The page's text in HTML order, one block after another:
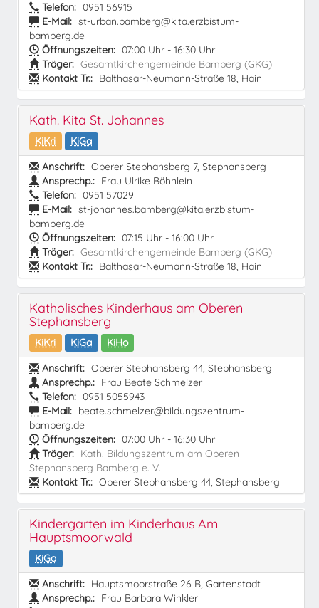
Telefon: 0951 56915
E-Mail: st-urban.bamberg@kita.erzbistum-
bamberg.de
Öffnungszeiten: 07:00 Uhr - 16:30 Uhr
Träger: Gesamtkirchengemeinde Bamberg (GKG)
Kontakt Tr.: Balthasar-Neumann-Straße 18, Hain
Kath. Kita St. Johannes
KiKri
KiGa
Anschrift: Oberer Stephansberg 7, Stephansberg
Ansprechp.: Frau Ulrike Böhnlein
Telefon: 0951 57029
E-Mail: st-johannes.bamberg@kita.erzbistum-
bamberg.de
Öffnungszeiten: 07:15 Uhr - 16:00 Uhr
Träger: Gesamtkirchengemeinde Bamberg (GKG)
Kontakt Tr.: Balthasar-Neumann-Straße 18, Hain
Katholisches Kinderhaus am Oberen
Stephansberg
KiKri KiGa
KiHo
Anschrift: Oberer Stephansberg 44, Stephansberg
Ansprechp.: Frau Beate Schmelzer
Telefon: 0951 5055943
E-Mail: beate.schmelzer@bildungszentrum-
bamberg.de
Öffnungszeiten: 07:00 Uhr - 16:30 Uhr
Träger: Kath. Bildungszentrum am Oberen
Stephansberg Bamberg e. V.
Kontakt Tr.: Oberer Stephansberg 44, Stephansberg
Kindergarten im Kinderhaus Am
Hauptsmoorwald
KiGa
Anschrift: Hauptsmoorstraße 26 B, Gartenstadt
Ansprechp.: Frau Barbara Winkler